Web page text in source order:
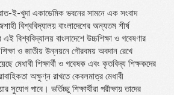
ই-খুদা একাডেমিক ভবনের সামনে এক সংবাদ
বিশ্ববিদ্যালয় বাংলাদেশের অন্যতম শীর্ষ
বিশ্ববিদ্যালয় বাংলাদেশে উচ্চশিক্ষা ও গবেষণার
ও জাতীয় উন্নয়নে গৌরবময় অবদান রেখে
মেধাবী শিক্ষার্থী ও গবেষক এবং কৃতবিদ্য শিক্ষকদের
অক্ষুণ্ন রাখতে কেবলমাত্র মেধাবী
সুযোগ পাবে। ভর্তিচ্ছু শিক্ষার্থীরা পরীক্ষায় তাদের